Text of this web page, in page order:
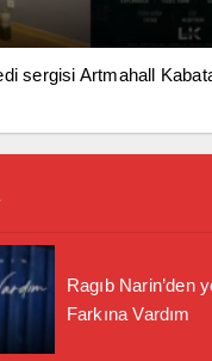
sergisi Artmahall
Ragıb Narin’den
Farkına Vardım